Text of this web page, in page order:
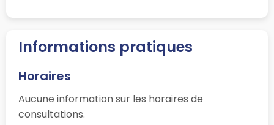
Informations pratiques
Horaires
Aucune information sur les horaires de
consultations.